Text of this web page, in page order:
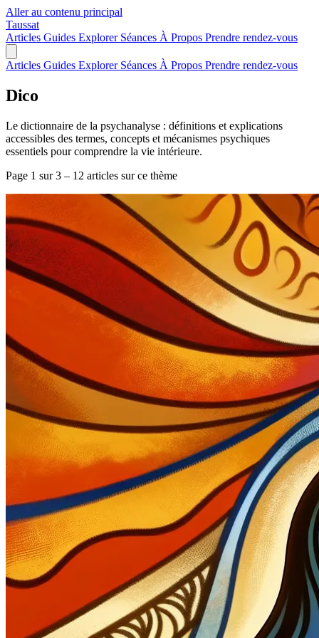
Aller au contenu principal
Taussat
Articles Guides Explorer Séances À Propos Prendre rendez-vous
Articles Guides Explorer Séances À Propos Prendre rendez-vous
Dico
Le dictionnaire de la psychanalyse : définitions et explications
accessibles des termes, concepts et mécanismes psychiques
essentiels pour comprendre la vie intérieure.
Page 1 sur 3 – 12 articles sur ce thème